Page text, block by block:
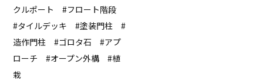
クルポート #フロート階段
#タイルデッキ #塗装門柱 #
造作門柱 #ゴロタ石 #アプ
ローチ #オープン外構 #植
栽